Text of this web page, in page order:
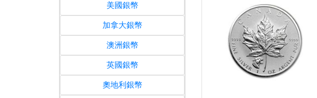
美國銀幣
加拿大銀幣
澳洲銀幣
英國銀幣
奧地利銀幣